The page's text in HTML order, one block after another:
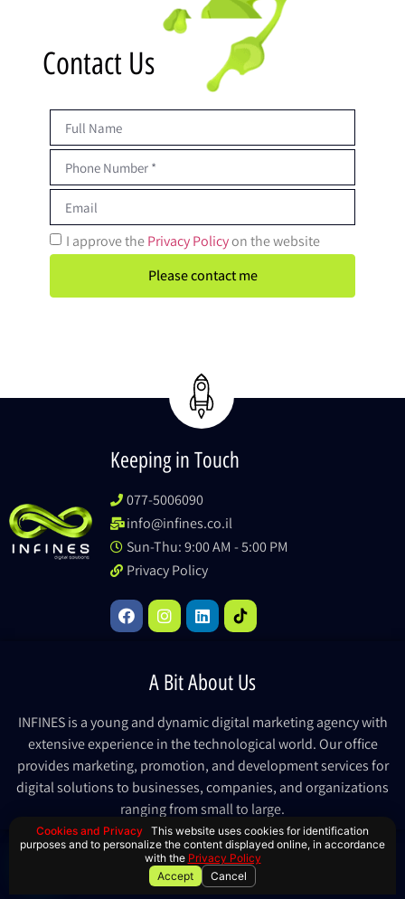
Cookies and Privacy This website uses cookies for identification
purposes and to personalize the content displayed online, in accordance
with the Privacy Policy
Accept
Cancel
Contact Us
I approve thePrivacy Policyon the website
Please contact me
Keeping in Touch
077-5006090
info@infines.co.il
Sun-Thu: 9:00 AM - 5:00 PM
Privacy Policy
A Bit About Us
INFINES is a young and dynamic digital marketing agency with
extensive experience in the technological world. Our office
provides marketing, promotion, and development services for
digital solutions to businesses, companies, and organizations
ranging from small to large.
© All rights reserved to Infines 2023